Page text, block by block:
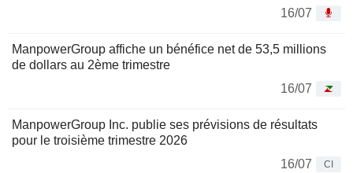
16/07
ManpowerGroup affiche un bénéfice net de 53,5 millions
de dollars au 2ème trimestre
16/07
ManpowerGroup Inc. publie ses prévisions de résultats
pour le troisième trimestre 2026
16/07
CI